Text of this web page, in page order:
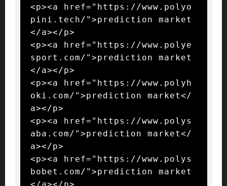
<p><a href="https://www.polyo
pini.tech/">prediction market
</a></p>
<p><a href="https://www.polye
sport.com/">prediction market
</a></p>
<p><a href="https://www.polyh
oki.com/">prediction market</
a></p>
<p><a href="https://www.polys
aba.com/">prediction market</
a></p>
<p><a href="https://www.polys
bobet.com/">prediction market